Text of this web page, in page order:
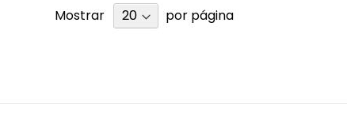
Mostrar por página